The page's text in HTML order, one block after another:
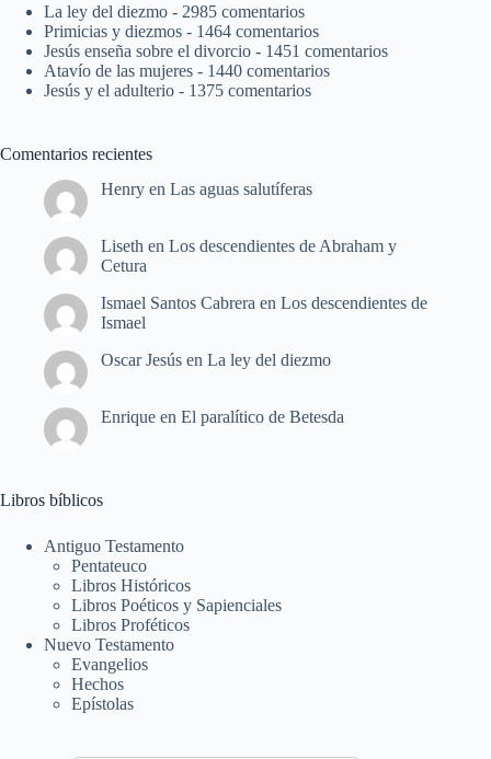
La ley del diezmo - 2985 comentarios
Primicias y diezmos - 1464 comentarios
Jesús enseña sobre el divorcio - 1451 comentarios
Atavío de las mujeres - 1440 comentarios
Jesús y el adulterio - 1375 comentarios
Comentarios recientes
Henry en Las aguas salutíferas
Liseth en Los descendientes de Abraham y
Cetura
Ismael Santos Cabrera en Los descendientes de
Ismael
Oscar Jesús en La ley del diezmo
Enrique en El paralítico de Betesda
Libros bíblicos
Antiguo Testamento
Pentateuco
Libros Históricos
Libros Poéticos y Sapienciales
Libros Proféticos
Nuevo Testamento
Evangelios
Hechos
Epístolas